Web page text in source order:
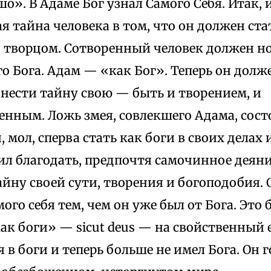
В Адаме Бог узнал Самого Себя. Итак,
тайна человека в том, что он должен
Сотворенный человек должен
Бога. Адам — «как Бог». Теперь он
тайну свою — быть и творением, и
Ложь змея, совлекшего Адама,
сперва стать как боги в своих
благодать, предпочтя самочинное
своей сути, творения и богоподобия.
себя тем, чем он уже был от Бога. Это
боги» — sicut deus — на свойственный
в боги и теперь больше не имел Бога. Он